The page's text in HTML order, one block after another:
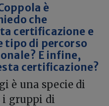
è
che
certificazione e
tipo di percorso
E infine,
certificazione?
è una specie di
gruppi di